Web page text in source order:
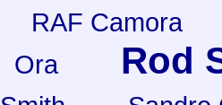
RAF Camora
Ora
Rod